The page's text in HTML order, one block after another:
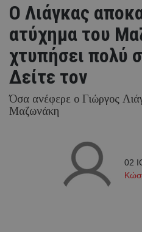
Ο Λιάγκας
ατύχημα του
χτυπήσει πολύ
Δείτε τον
Όσα ανέφερε ο Γιώργος
Μαζωνάκη
02